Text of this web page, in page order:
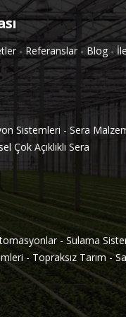
- Referanslar -Blog-
Sistemleri-Sera
Çok Açıklıklı Sera
-Sulama
- Topraksız Tarım -